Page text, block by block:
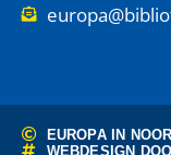
EUROPA IN
WEBDESIGN